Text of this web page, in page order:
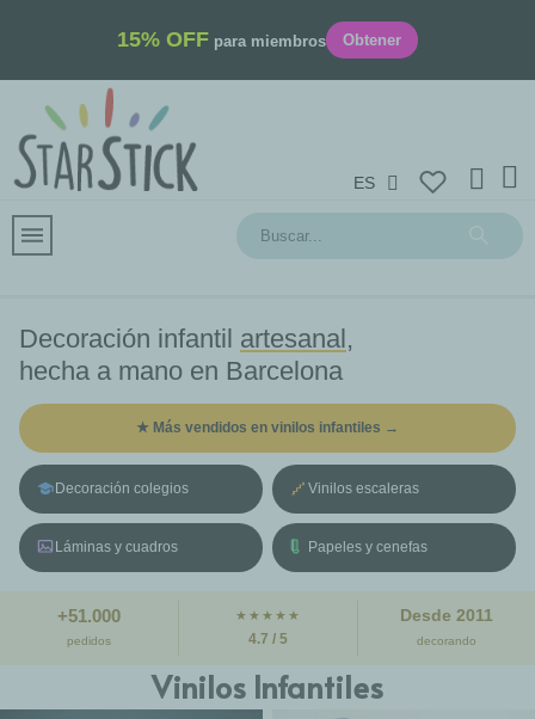
15% OFF para miembros Obtener
ES
Decoración infantil artesanal,
hecha a mano en Barcelona
★ Más vendidos en vinilos infantiles →
Decoración colegios Vinilos escaleras
Láminas y cuadros Papeles y cenefas
+51.000
pedidos
★★★★★
4.7 / 5
Desde 2011
decorando
Vinilos Infantiles